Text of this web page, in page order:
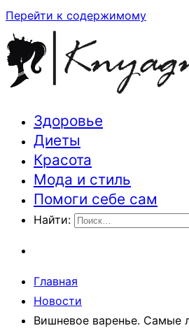
Перейти к содержимому
Траектория здоровья и
Здоровье
Диеты
Красота
Мода и стиль
Помоги себе сам
Найти:
Главная
Новости
Вишневое варенье. Самые